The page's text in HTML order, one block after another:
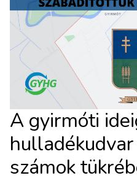
A gyirmóti
számok